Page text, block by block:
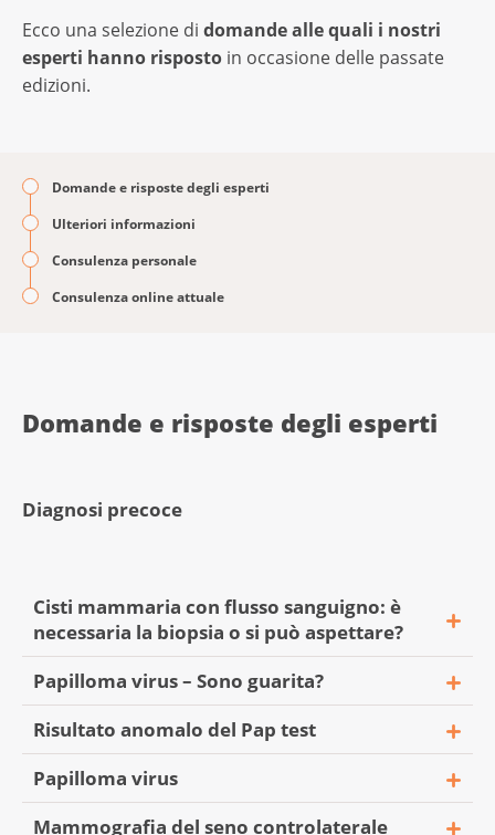
Ecco una selezione di domande alle quali i nostri
esperti hanno risposto in occasione delle passate
edizioni.
Domande e risposte degli esperti
Ulteriori informazioni
Consulenza personale
Consulenza online attuale
Domande e risposte degli esperti
Diagnosi precoce
Cisti mammaria con flusso sanguigno: è
necessaria la biopsia o si può aspettare?
«Tramite sonografia, nel seno mi è stata
rilevata una ciste di circa 6 mm con flusso
sanguigno. È necessaria esaminarla
immediatamente con una biopsia oppure
Papilloma virus – Sono guarita?
«Quattro anni fa ho subito una
conizzazione. Tutti i controlli successivi
Risultato anomalo del Pap test
Papilloma virus
Mammografia del seno controlaterale